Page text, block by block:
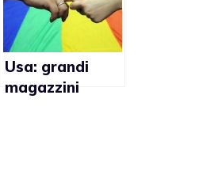
Usa: grandi
magazzini